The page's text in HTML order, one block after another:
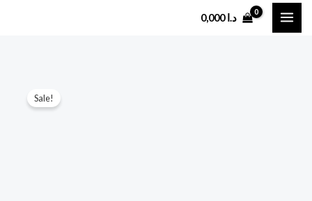
0,000 د.ا
Sale!شفرة